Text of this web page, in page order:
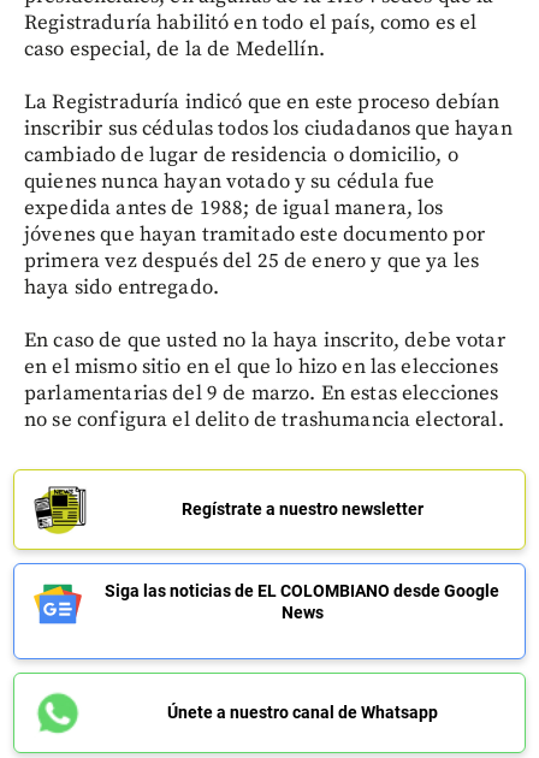
Registraduría habilitó en todo el país, como es el
caso especial, de la de Medellín.
La Registraduría indicó que en este proceso debían
inscribir sus cédulas todos los ciudadanos que hayan
cambiado de lugar de residencia o domicilio, o
quienes nunca hayan votado y su cédula fue
expedida antes de 1988; de igual manera, los
jóvenes que hayan tramitado este documento por
primera vez después del 25 de enero y que ya les
haya sido entregado.
En caso de que usted no la haya inscrito, debe votar
en el mismo sitio en el que lo hizo en las elecciones
parlamentarias del 9 de marzo. En estas elecciones
no se configura el delito de trashumancia electoral.
Regístrate a nuestro newsletter
Siga las noticias de EL COLOMBIANO desde Google
News
Únete a nuestro canal de Whatsapp